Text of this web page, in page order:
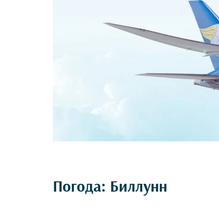
Погода: Биллунн